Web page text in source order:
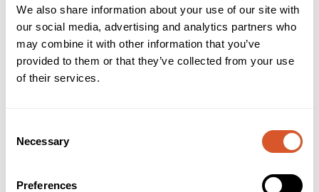
We also share information about your use of our site with
our social media, advertising and analytics partners who
may combine it with other information that you’ve
provided to them or that they’ve collected from your use
of their services.
Selection
Necessary
Preferences
Alternativer